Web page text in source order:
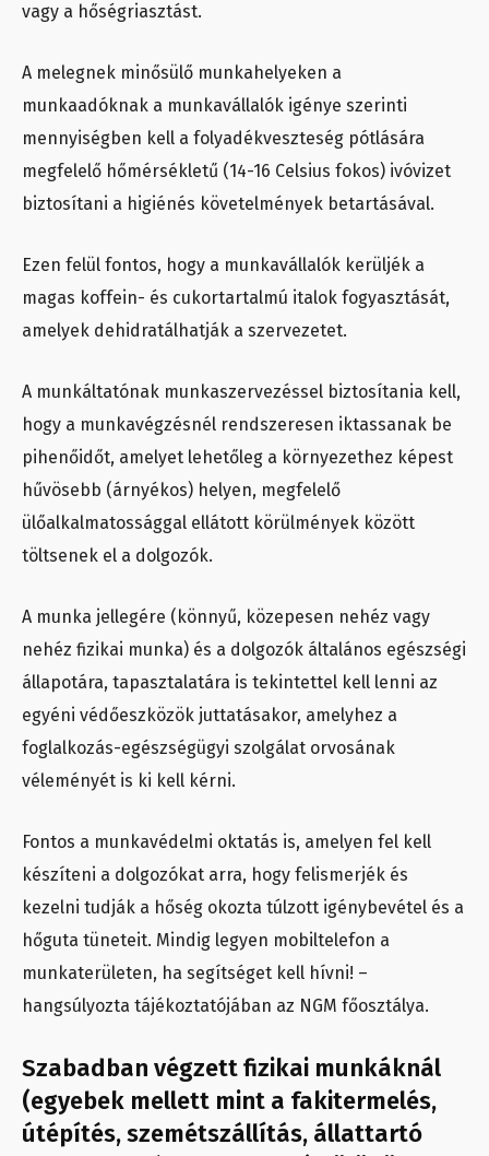
vagy a hőségriasztást.
A melegnek minősülő munkahelyeken a
munkaadóknak a munkavállalók igénye szerinti
mennyiségben kell a folyadékveszteség pótlására
megfelelő hőmérsékletű (14-16 Celsius fokos) ivóvizet
biztosítani a higiénés követelmények betartásával.
Ezen felül fontos, hogy a munkavállalók kerüljék a
magas koffein- és cukortartalmú italok fogyasztását,
amelyek dehidratálhatják a szervezetet.
A munkáltatónak munkaszervezéssel biztosítania kell,
hogy a munkavégzésnél rendszeresen iktassanak be
pihenőidőt, amelyet lehetőleg a környezethez képest
hűvösebb (árnyékos) helyen, megfelelő
ülőalkalmatossággal ellátott körülmények között
töltsenek el a dolgozók.
A munka jellegére (könnyű, közepesen nehéz vagy
nehéz fizikai munka) és a dolgozók általános egészségi
állapotára, tapasztalatára is tekintettel kell lenni az
egyéni védőeszközök juttatásakor, amelyhez a
foglalkozás-egészségügyi szolgálat orvosának
véleményét is ki kell kérni.
Fontos a munkavédelmi oktatás is, amelyen fel kell
készíteni a dolgozókat arra, hogy felismerjék és
kezelni tudják a hőség okozta túlzott igénybevétel és a
hőguta tüneteit. Mindig legyen mobiltelefon a
munkaterületen, ha segítséget kell hívni! –
hangsúlyozta tájékoztatójában az NGM főosztálya.
Szabadban végzett fizikai munkáknál
(egyebek mellett mint a fakitermelés,
útépítés, szemétszállítás, állattartó